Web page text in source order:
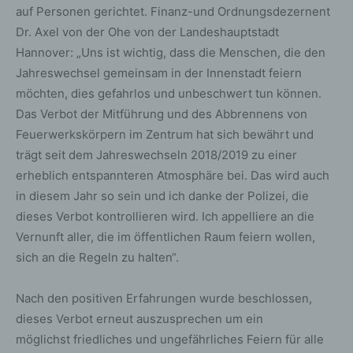
auf Personen gerichtet. Finanz-und Ordnungsdezernent
Dr. Axel von der Ohe von der Landeshauptstadt
Hannover: „Uns ist wichtig, dass die Menschen, die den
Jahreswechsel gemeinsam in der Innenstadt feiern
möchten, dies gefahrlos und unbeschwert tun können.
Das Verbot der Mitführung und des Abbrennens von
Feuerwerkskörpern im Zentrum hat sich bewährt und
trägt seit dem Jahreswechseln 2018/2019 zu einer
erheblich entspannteren Atmosphäre bei. Das wird auch
in diesem Jahr so sein und ich danke der Polizei, die
dieses Verbot kontrollieren wird. Ich appelliere an die
Vernunft aller, die im öffentlichen Raum feiern wollen,
sich an die Regeln zu halten“.
Nach den positiven Erfahrungen wurde beschlossen,
dieses Verbot erneut auszusprechen um ein
möglichst friedliches und ungefährliches Feiern für alle